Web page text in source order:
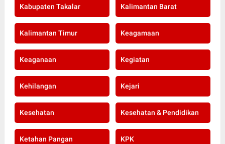
Kabupaten Takalar Kalimantan Barat
Kalimantan Timur Keagamaan
Keaganaan Kegiatan
Kehilangan Kejari
Kesehatan Kesehatan & Pendidikan
Ketahan Pangan KPK